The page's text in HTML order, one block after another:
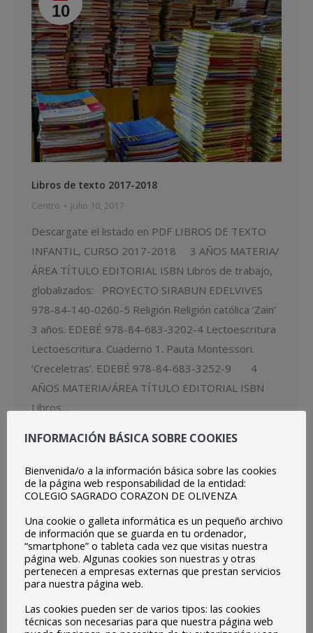
10
Libros de texto 2017-2018
Centro julio 10, 2017
Descargate el listado en PDF LIBROS DE TEXTO
INFANTIL, CURSO 2017-2018 3 AÑOS MATERIA/
ÁREA TÍTULO EDITORIAL ISBN Libros de trabajo,
globalizados: PROYECTO SIRABUN EDELVIVES
978-84-140-0260-5 Religión Religión católica ‘Zain’
3 años. EDEBÉ 978-84-683-3202-4 Lectoescritura
Lectoescritura. Cuaderno 1. Pauta Montessori.
‘Creceletras’. EDEBÉ 978-84-683-3252-9 4
AÑOS MATERIA/ÁREA TÍTULO EDITORIAL ISBN
Libros…
LISTADO PROVISIONAL DE ADMITIDOS EN
EDUCACIÓN INFANTIL 3 AÑOS 2017-2018
Centro mayo 29, 2017
VER LISTA
29
INFORMACIÓN BÁSICA SOBRE COOKIES
Bienvenida/o a la información básica sobre las cookies
de la página web responsabilidad de la entidad:
COLEGIO SAGRADO CORAZON DE OLIVENZA
Una cookie o galleta informática es un pequeño archivo
de información que se guarda en tu ordenador,
“smartphone” o tableta cada vez que visitas nuestra
página web. Algunas cookies son nuestras y otras
pertenecen a empresas externas que prestan servicios
para nuestra página web.
Las cookies pueden ser de varios tipos: las cookies
técnicas son necesarias para que nuestra página web